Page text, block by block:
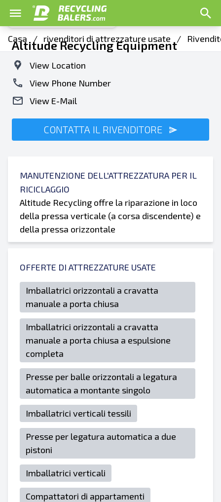
Casa / rivenditori di attrezzature usate /
Altitude Recycling Equipment
View Location
View Phone Number
View E-Mail
CONTATTA IL RIVENDITORE
MANUTENZIONE DELL'ATTREZZATURA PER IL
RICICLAGGIO
Altitude Recycling offre la riparazione in loco
della pressa verticale (a corsa discendente) e
della pressa orizzontale
OFFERTE DI ATTREZZATURE USATE
Imballatrici orizzontali a cravatta
manuale a porta chiusa
Imballatrici orizzontali a cravatta
manuale a porta chiusa a espulsione
completa
Presse per balle orizzontali a legatura
automatica a montante singolo
Imballatrici verticali tessili
Presse per legatura automatica a due
pistoni
Imballatrici verticali
Compattatori di appartamenti